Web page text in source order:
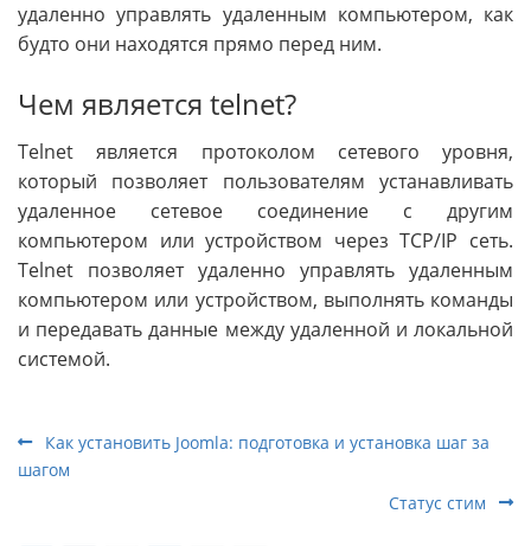
удаленно управлять удаленным компьютером, как
будто они находятся прямо перед ним.
Чем является telnet?
Telnet является протоколом сетевого уровня,
который позволяет пользователям устанавливать
удаленное сетевое соединение с другим
компьютером или устройством через TCP/IP сеть.
Telnet позволяет удаленно управлять удаленным
компьютером или устройством, выполнять команды
и передавать данные между удаленной и локальной
системой.
Как установить Joomla: подготовка и установка шаг за
шагом
Статус стим